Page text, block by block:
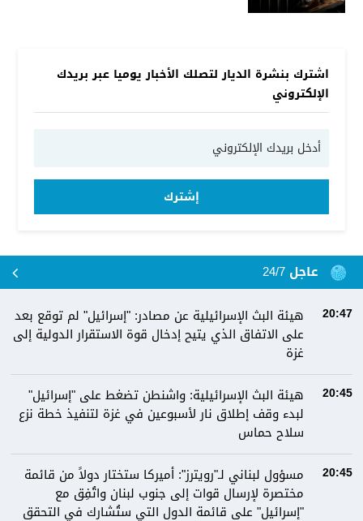
اشترك بنشرة الديار لتصلك الأخبار يوميا عبر بريدك
الإلكتروني
إشترك
عاجل 24/7
20:47
هيئة البث الإسرائيلية عن مصادر: "إسرائيل" لم توقع بعد
على الاتفاق الذي يتيح إدخال قوة الاستقرار الدولية إلى
غزة
20:45
هيئة البث الإسرائيلية: واشنطن تضغط على "إسرائيل"
لبدء وقف إطلاق نار لأسبوعين في غزة لتنفيذ خطة نزع
سلاح حماس
20:45
مسؤول لبناني لـ"رويترز": أميركا ستختار دولاً من قائمة
مختصرة لإرسال قوات إلى جنوب لبنان واتُفِق مع
"إسرائيل" على قائمة الدول التي ستُشارك في التحقق